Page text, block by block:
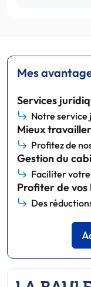
Mes
Services
Notre service
Mieux travailler
Profitez de
Gestion du
Faciliter
Profiter de vos
Des